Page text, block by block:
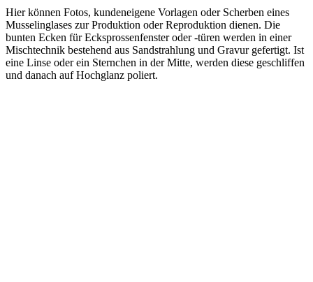
Hier können Fotos, kundeneigene Vorlagen oder Scherben eines
Musselinglases zur Produktion oder Reproduktion dienen. Die
bunten Ecken für Ecksprossenfenster oder -türen werden in einer
Mischtechnik bestehend aus Sandstrahlung und Gravur gefertigt. Ist
eine Linse oder ein Sternchen in der Mitte, werden diese geschliffen
und danach auf Hochglanz poliert.